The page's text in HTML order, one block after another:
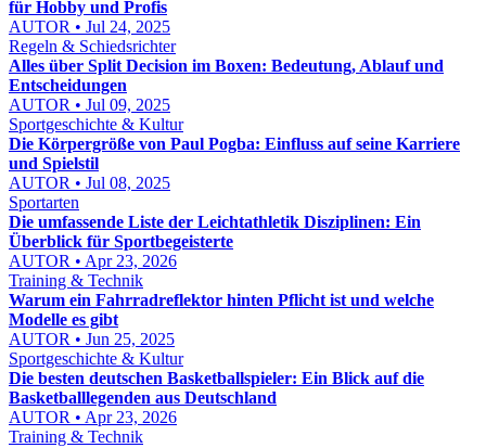
für Hobby und Profis
AUTOR • Jul 24, 2025
Regeln & Schiedsrichter
Alles über Split Decision im Boxen: Bedeutung, Ablauf und
Entscheidungen
AUTOR • Jul 09, 2025
Sportgeschichte & Kultur
Die Körpergröße von Paul Pogba: Einfluss auf seine Karriere
und Spielstil
AUTOR • Jul 08, 2025
Sportarten
Die umfassende Liste der Leichtathletik Disziplinen: Ein
Überblick für Sportbegeisterte
AUTOR • Apr 23, 2026
Training & Technik
Warum ein Fahrradreflektor hinten Pflicht ist und welche
Modelle es gibt
AUTOR • Jun 25, 2025
Sportgeschichte & Kultur
Die besten deutschen Basketballspieler: Ein Blick auf die
Basketballlegenden aus Deutschland
AUTOR • Apr 23, 2026
Training & Technik